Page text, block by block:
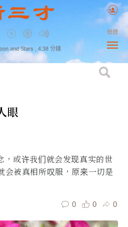
and Stars , 4:38 分鐘
簡體
眼
或许我们就会发现真实的世
会被真相所叹服，原来一切是
0 0 0